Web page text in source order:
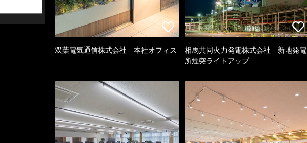
双葉電気通信株式会社 本社オフィス
相馬共同火力発電株式会社 新地発電
所煙突ライトアップ